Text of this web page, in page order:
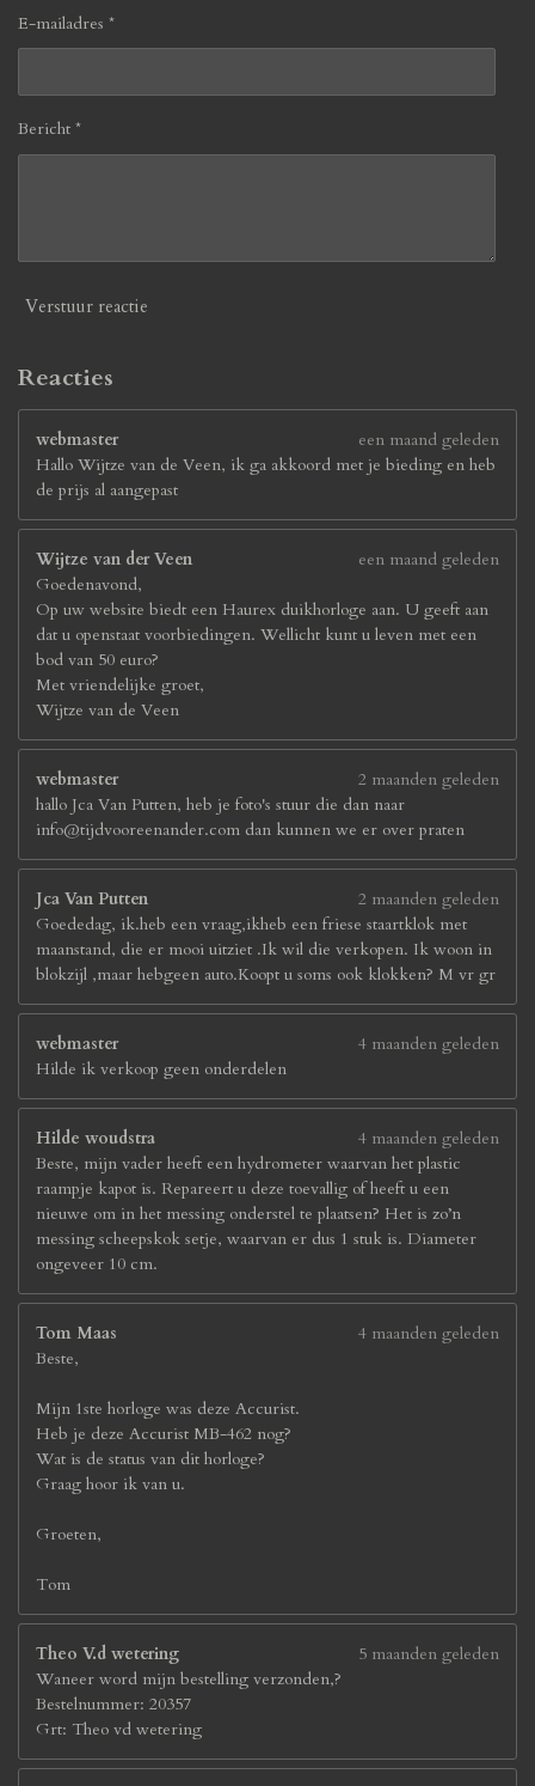
E-mailadres *
Bericht *
Verstuur reactie
Reacties
webmaster
een maand geleden
Hallo Wijtze van de Veen, ik ga akkoord met je bieding en heb
de prijs al aangepast
Wijtze van der Veen
een maand geleden
Goedenavond,
Op uw website biedt een Haurex duikhorloge aan. U geeft aan
dat u openstaat voorbiedingen. Wellicht kunt u leven met een
bod van 50 euro?
Met vriendelijke groet,
Wijtze van de Veen
webmaster
2 maanden geleden
hallo Jca Van Putten, heb je foto's stuur die dan naar
info@tijdvooreenander.com dan kunnen we er over praten
Jca Van Putten
2 maanden geleden
Goededag, ik.heb een vraag,ikheb een friese staartklok met
maanstand, die er mooi uitziet .Ik wil die verkopen. Ik woon in
blokzijl ,maar hebgeen auto.Koopt u soms ook klokken? M vr gr
webmaster
4 maanden geleden
Hilde ik verkoop geen onderdelen
Hilde woudstra
4 maanden geleden
Beste, mijn vader heeft een hydrometer waarvan het plastic
raampje kapot is. Repareert u deze toevallig of heeft u een
nieuwe om in het messing onderstel te plaatsen? Het is zo’n
messing scheepskok setje, waarvan er dus 1 stuk is. Diameter
ongeveer 10 cm.
Tom Maas
4 maanden geleden
Beste,
Mijn 1ste horloge was deze Accurist.
Heb je deze Accurist MB-462 nog?
Wat is de status van dit horloge?
Graag hoor ik van u.
Groeten,
Tom
Theo V.d wetering
5 maanden geleden
Waneer word mijn bestelling verzonden,?
Bestelnummer: 20357
Grt: Theo vd wetering